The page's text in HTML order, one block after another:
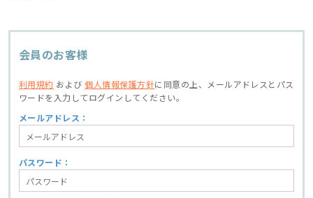
会員のお客様
利用規約 および個人情報保護方針に同意の上、
メールアドレスとパス
ワードを入力してログインしてください。
メールアドレス：
パスワード：